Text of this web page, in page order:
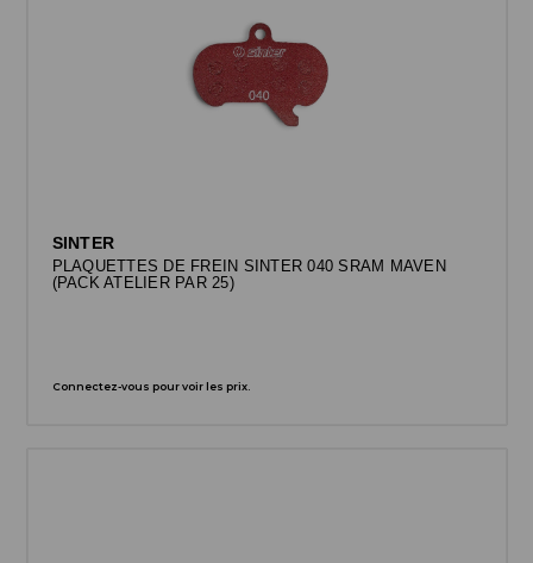
SINTER
PLAQUETTES DE FREIN SINTER 040 SRAM MAVEN
(PACK ATELIER PAR 25)
Connectez-vous pour voir les prix.